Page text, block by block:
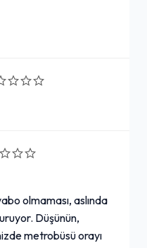
olmaması, aslında
Düşünün,
metrobüsü orayı